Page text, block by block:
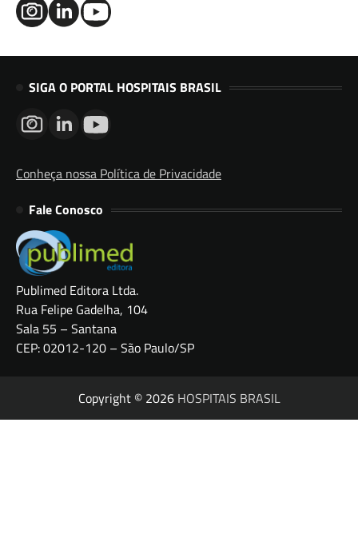
SIGA O PORTAL HOSPITAIS BRASIL
Conheça nossa Política de Privacidade
Fale Conosco
Publimed Editora Ltda.
Rua Felipe Gadelha, 104
Sala 55 – Santana
CEP: 02012-120 – São Paulo/SP
Copyright © 2026 HOSPITAIS BRASIL